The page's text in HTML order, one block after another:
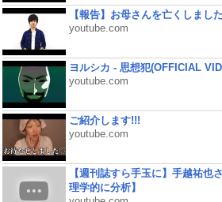
【報告】お母さんを亡くしました
youtube.com
ヨルシカ - 思想犯(OFFICIAL
youtube.com
ご紹介します!!!
youtube.com
【週刊誌すら手玉に】手越祐也
理学的に分析】